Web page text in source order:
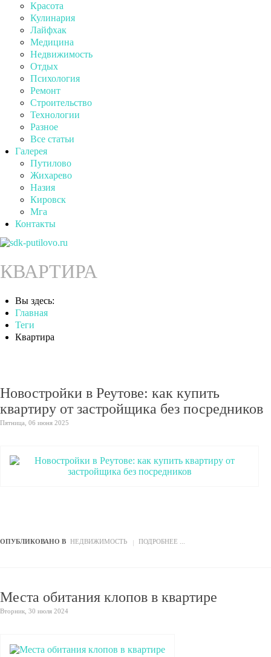
Красота
Кулинария
Лайфхак
Медицина
Недвижимость
Отдых
Психология
Ремонт
Строительство
Технологии
Разное
Все статьи
Галерея
Путилово
Жихарево
Назия
Кировск
Мга
Контакты
КВАРТИРА
Вы здесь:
Главная
Теги
Квартира
Новостройки в Реутове: как купить
квартиру от застройщика без посредников
Пятница, 06 июня 2025
ОПУБЛИКОВАНО В НЕДВИЖИМОСТЬ ПОДРОБНЕЕ ...
Места обитания клопов в квартире
Вторник, 30 июля 2024